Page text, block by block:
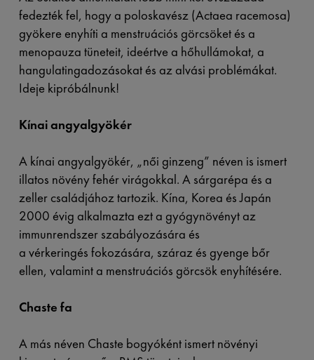
fedezték fel, hogy a poloskavész (Actaea racemosa)
gyökere enyhíti a menstruációs görcsöket és a
menopauza tüneteit, ideértve a hőhullámokat, a
hangulatingadozásokat és az alvási problémákat.
Ideje kipróbálnunk!
Kínai angyalgyökér
A kínai angyalgyökér, „női ginzeng” néven is ismert
illatos növény fehér virágokkal. A sárgarépa és a
zeller családjához tartozik. Kína, Korea és Japán
2000 évig alkalmazta ezt a gyógynövényt az
immunrendszer szabályozására és
a vérkeringés fokozására, száraz és gyenge bőr
ellen, valamint a menstruációs görcsök enyhítésére.
Chaste fa
A más néven Chaste bogyóként ismert növényi